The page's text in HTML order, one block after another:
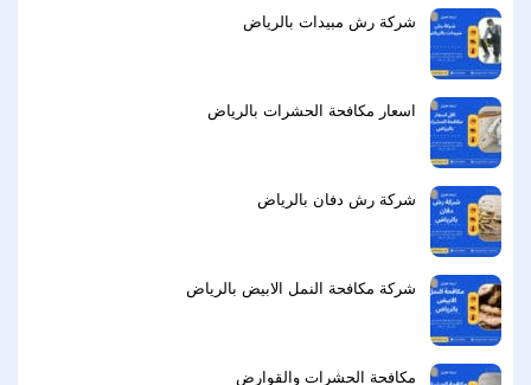
شركة رش مبيدات بالرياض
اسعار مكافحة الحشرات بالرياض
شركة رش دفان بالرياض
شركة مكافحة النمل الابيض بالرياض
مكافحة الحشرات والقوارض